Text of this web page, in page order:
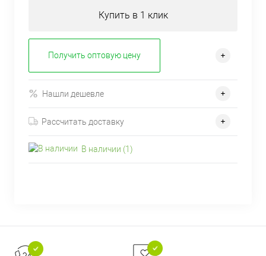
Купить в 1 клик
Получить оптовую цену
Нашли дешевле
Рассчитать доставку
В наличии (1)